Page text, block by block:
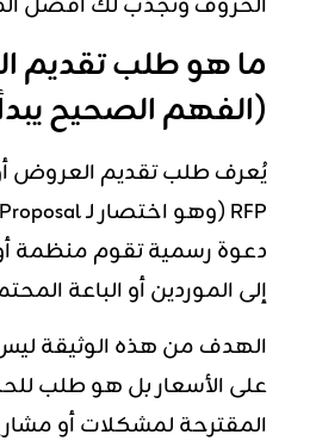
(الفهم الصحيح
يُعرف طلب تقديم العروض أو
دعوة رسمية تقوم منظمة
إلى الموردين أو الباعة
الهدف من هذه الوثيقة
على الأسعار بل هو طلب
المقترحة لمشكلات أو